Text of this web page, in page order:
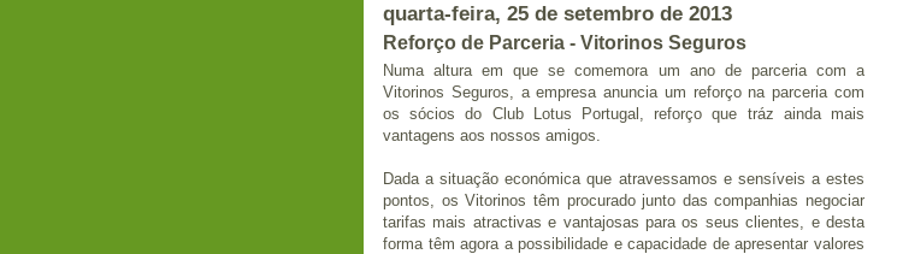
quarta-feira, 25 de setembro de 2013
Reforço de Parceria - Vitorinos Seguros
Numa altura em que se comemora um ano de parceria com a
Vitorinos Seguros, a empresa anuncia um reforço na parceria com
os sócios do Club Lotus Portugal, reforço que tráz ainda mais
vantagens aos nossos amigos.
Dada a situação económica que atravessamos e sensíveis a estes
pontos, os Vitorinos têm procurado junto das companhias negociar
tarifas mais atractivas e vantajosas para os seus clientes, e desta
forma têm agora a possibilidade e capacidade de apresentar valores